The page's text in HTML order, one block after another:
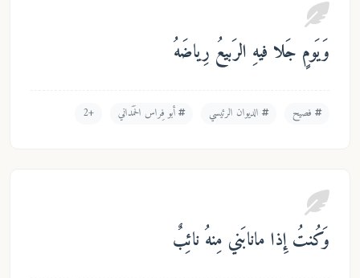
جَلا فيهِ الرَبيعُ رِياضَهُ
الديوان الرئيسي أبو فِراس الحَمَداني +2
إِذا مانابَني مِنهُ نائِبٌ